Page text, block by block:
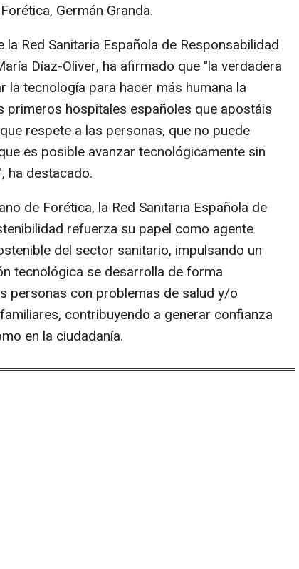
Germán Granda.
Red Sanitaria Española de Responsabilidad
Díaz-Oliver, ha afirmado que "la verdadera
la tecnología para hacer más humana la
primeros hospitales españoles que apostáis
respete a las personas, que no puede
es posible avanzar tecnológicamente sin
ha destacado.
de Forética, la Red Sanitaria Española de
refuerza su papel como agente
del sector sanitario, impulsando un
tecnológica se desarrolla de forma
personas con problemas de salud y/o
contribuyendo a generar confianza
en la ciudadanía.